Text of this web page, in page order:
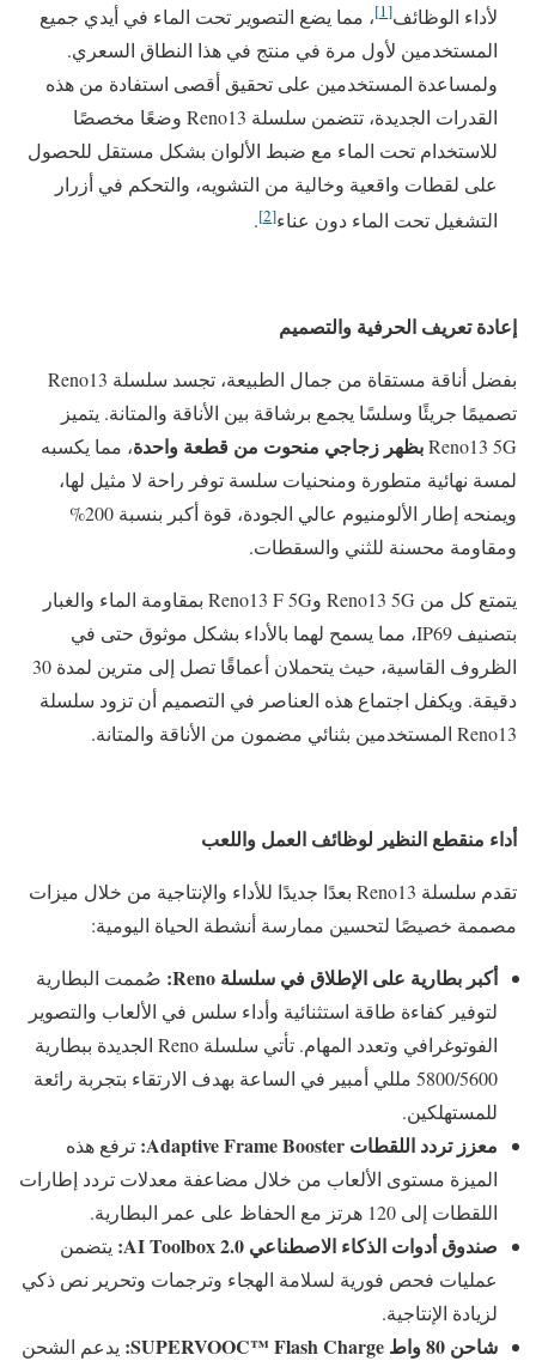
لأداء الوظائف[1]
، مما يضع التصوير تحت الماء في أيدي جميع
المستخدمين لأول مرة في منتج في هذا النطاق السعري.
ولمساعدة المستخدمين على تحقيق أقصى استفادة من هذه
القدرات الجديدة، تتضمن سلسلة Reno13 وضعًا مخصصًا
للاستخدام تحت الماء مع ضبط الألوان بشكل مستقل للحصول
على لقطات واقعية وخالية من التشويه، والتحكم في أزرار
التشغيل تحت الماء دون عناء[2]
.
إعادة تعريف الحرفية والتصميم
بفضل أناقة مستقاة من جمال الطبيعة، تجسد سلسلة Reno13
تصميمًا جريئًا وسلسًا يجمع برشاقة بين الأناقة والمتانة. يتميز
Reno13 5Gبظهر زجاجي منحوت من قطعة واحدة، مما يكسبه
لمسة نهائية متطورة ومنحنيات سلسة توفر راحة لا مثيل لها،
ويمنحه إطار الألومنيوم عالي الجودة، قوة أكبر بنسبة 200%
ومقاومة محسنة للثني والسقطات.
يتمتع كل من Reno13 5G وReno13 F 5G بمقاومة الماء والغبار
بتصنيف IP69، مما يسمح لهما بالأداء بشكل موثوق حتى في
الظروف القاسية، حيث يتحملان أعماقًا تصل إلى مترين لمدة 30
دقيقة. ويكفل اجتماع هذه العناصر في التصميم أن تزود سلسلة
Reno13 المستخدمين بثنائي مضمون من الأناقة والمتانة.
أداء منقطع النظير لوظائف العمل واللعب
تقدم سلسلة Reno13 بعدًا جديدًا للأداء والإنتاجية من خلال ميزات
مصممة خصيصًا لتحسين ممارسة أنشطة الحياة اليومية:
أكبر بطارية على الإطلاق في سلسلة Reno
: صُممت البطارية
لتوفير كفاءة طاقة استثنائية وأداء سلس في الألعاب والتصوير
الفوتوغرافي وتعدد المهام. تأتي سلسلة Reno الجديدة ببطارية
5800/5600 مللي أمبير في الساعة بهدف الارتقاء بتجربة رائعة
للمستهلكين.
معزز تردد اللقطات Adaptive Frame Booster
: ترفع هذه
الميزة مستوى الألعاب من خلال مضاعفة معدلات تردد إطارات
اللقطات إلى 120 هرتز مع الحفاظ على عمر البطارية.
صندوق أدوات الذكاء الاصطناعي AI Toolbox 2.0
: يتضمن
عمليات فحص فورية لسلامة الهجاء وترجمات وتحرير نص ذكي
لزيادة الإنتاجية.
شاحن 80 واط SUPERVOOC™ Flash Charge
: يدعم الشحن